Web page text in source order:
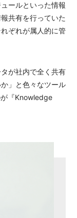
ールといった情報
共有を行っていた
ぞれが属人的に管
が社内で全く共有
」と色々なツール
『Knowledge